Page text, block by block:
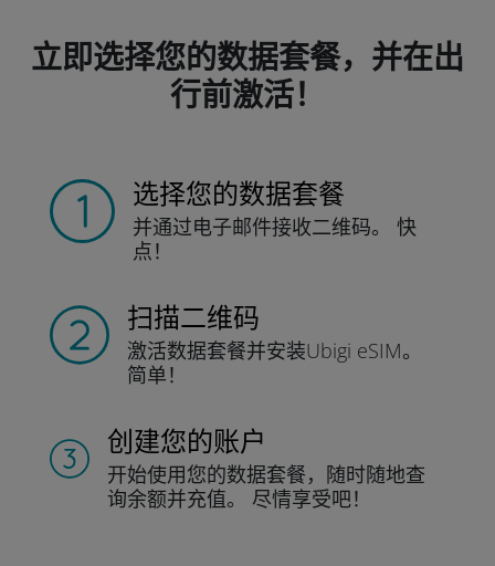
立即选择您的数据套餐，并在出
行前激活！
选择您的数据套餐
并通过电子邮件接收二维码。
快
点！
扫描二维码
激活数据套餐并安装Ubigi eSIM。
简单！
创建您的账户
开始使用您的数据套餐，随时随地查
询余额并充值。 尽情享受吧！